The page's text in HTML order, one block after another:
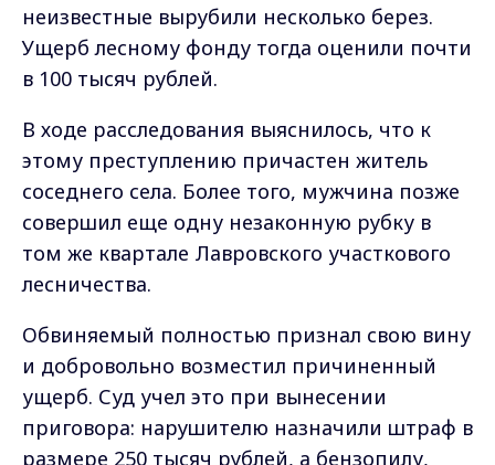
неизвестные вырубили несколько берез.
Ущерб лесному фонду тогда оценили почти
в 100 тысяч рублей.
В ходе расследования выяснилось, что к
этому преступлению причастен житель
соседнего села. Более того, мужчина позже
совершил еще одну незаконную рубку в
том же квартале Лавровского участкового
лесничества.
Обвиняемый полностью признал свою вину
и добровольно возместил причиненный
ущерб. Суд учел это при вынесении
приговора: нарушителю назначили штраф в
размере 250 тысяч рублей, а бензопилу,